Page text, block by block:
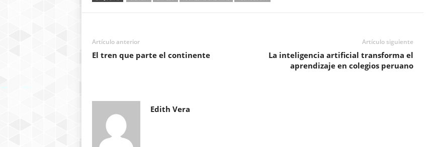
Artículo anterior
El tren que parte el continente
Artículo siguiente
La inteligencia artificial transforma el
aprendizaje en colegios peruano
Edith Vera